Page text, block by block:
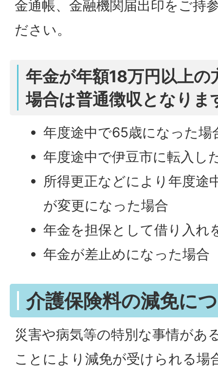
金通帳、金融機関届出印をご持
ださい。
年金が年額18万円以上
場合は普通徴収となりま
年度途中で65歳になった場
年度途中で伊豆市に転入し
所得更正などにより年度途
が変更になった場合
年金を担保として借り入れ
年金が差止めになった場合
介護保険料の減免に
災害や病気等の特別な事情があ
ことにより減免が受けられる場